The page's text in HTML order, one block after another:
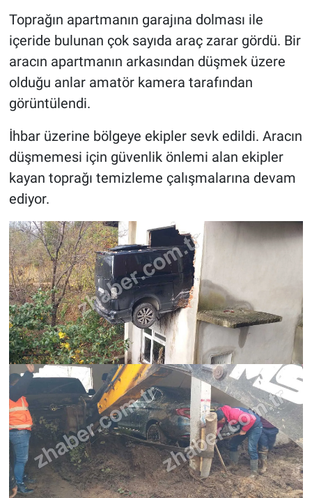
Toprağın apartmanın garajına dolması ile
içeride bulunan çok sayıda araç zarar gördü. Bir
aracın apartmanın arkasından düşmek üzere
olduğu anlar amatör kamera tarafından
görüntülendi.
İhbar üzerine bölgeye ekipler sevk edildi. Aracın
düşmemesi için güvenlik önlemi alan ekipler
kayan toprağı temizleme çalışmalarına devam
ediyor.